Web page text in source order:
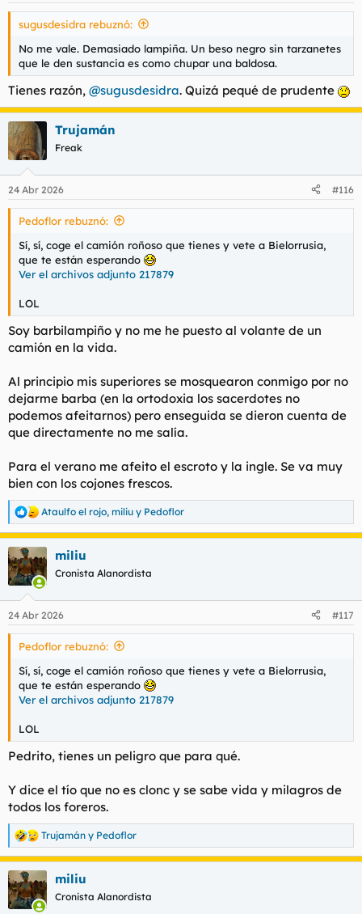
s
sugusdesidra rebuznó:
No me vale. Demasiado lampiña. Un beso negro sin tarzanetes
que le den sustancia es como chupar una baldosa.
Tienes razón, @sugusdesidra. Quizá pequé de prudente
Trujamán
Freak
24 Abr 2026 #116
Pedoflor rebuznó:
Sí, sí, coge el camión roñoso que tienes y vete a Bielorrusia,
que te están esperando
Ver el archivos adjunto 217879
LOL
Soy barbilampiño y no me he puesto al volante de un
camión en la vida.
Al principio mis superiores se mosquearon conmigo por no
dejarme barba (en la ortodoxia los sacerdotes no
podemos afeitarnos) pero enseguida se dieron cuenta de
que directamente no me salía.
Para el verano me afeito el escroto y la ingle. Se va muy
bien con los cojones frescos.
R
e
a
c
c
i
e
s
Ataulfo el rojo, miliu y Pedoflor
miliu
Cronista Alanordista
24 Abr 2026 #117
Pedoflor rebuznó:
Sí, sí, coge el camión roñoso que tienes y vete a Bielorrusia,
que te están esperando
Ver el archivos adjunto 217879
LOL
Pedrito, tienes un peligro que para qué.
Y dice el tío que no es clonc y se sabe vida y milagros de
todos los foreros.
R
e
a
c
c
i
Trujamán y Pedoflor
miliu
Cronista Alanordista